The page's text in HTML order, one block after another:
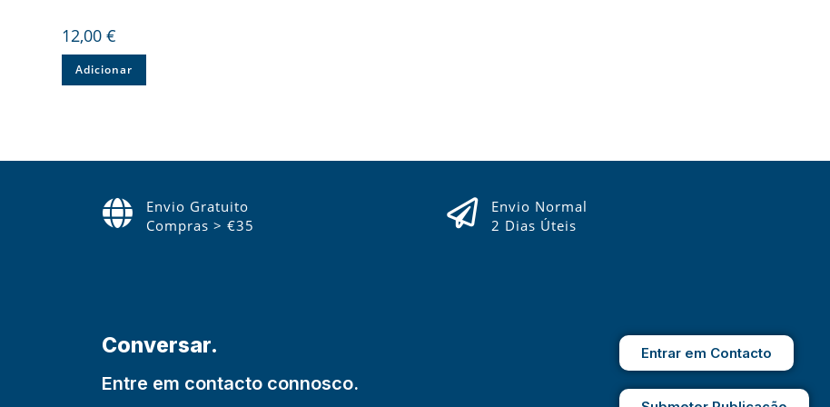
12,00€
Adicionar
Envio Gratuito
Compras > €35
Envio Normal
2 Dias Úteis
Conversar.
Entre em contacto connosco.
Entrar em Contacto